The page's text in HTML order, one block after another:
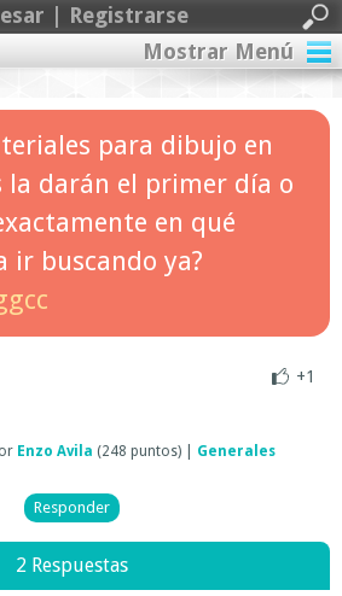
| Registrarse
Mostrar Menú
para dibujo en
la darán el primer día o
en qué
ir buscando ya?
+1
Enzo Avila (248 puntos)
Generales
2 Respuestas